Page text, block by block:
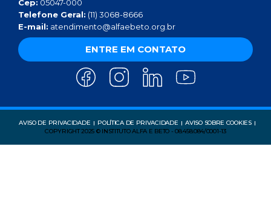
Cep: 05047-000
Telefone Geral: (11) 3068-8666
E-mail: atendimento@alfaebeto.org.br
ENTRE EM CONTATO
AVISO DE PRIVACIDADE POLÍTICA DE PRIVACIDADE
AVISO SOBRE COOKIES
COPYRIGHT 2025 © INSTITUTO ALFA E BETO - 08.458.084/0001-13